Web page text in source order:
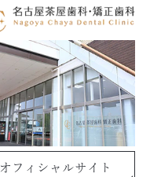
オフィシャルサイト